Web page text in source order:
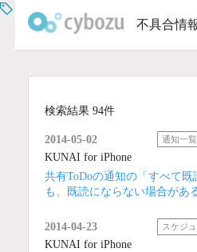
不具合情
検索結果 94件
2014-05-02 通知一覧
KUNAI for iPhone
共有ToDoの通知の「すべて
も、既読にならない場合があ
2014-04-23 スケジ
KUNAI for iPhone